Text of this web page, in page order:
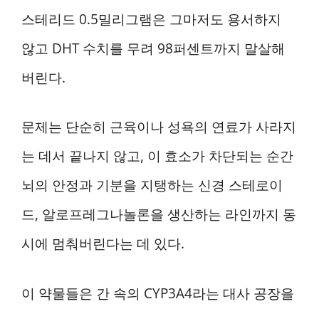
스테리드 0.5밀리그램은 그마저도 용서하지
않고 DHT 수치를 무려 98퍼센트까지 말살해
버린다.
문제는 단순히 근육이나 성욕의 연료가 사라지
는 데서 끝나지 않고, 이 효소가 차단되는 순간
뇌의 안정과 기분을 지탱하는 신경 스테로이
드, 알로프레그나놀론을 생산하는 라인까지 동
시에 멈춰버린다는 데 있다.
이 약물들은 간 속의 CYP3A4라는 대사 공장을